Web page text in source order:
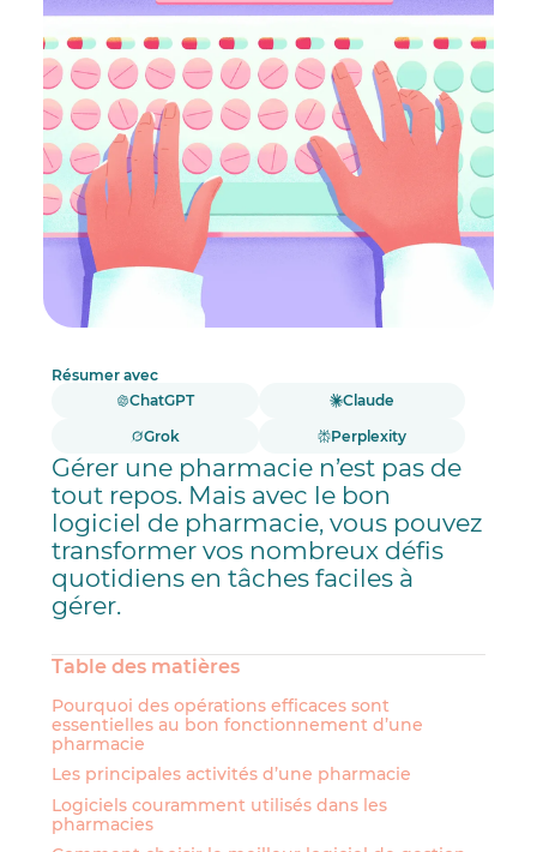
Résumer avec
ChatGPT
Claude
Grok
Perplexity
Gérer une pharmacie n’est pas de
tout repos. Mais avec le bon
logiciel de pharmacie, vous pouvez
transformer vos nombreux défis
quotidiens en tâches faciles à
gérer.
Table des matières
Pourquoi des opérations efficaces sont
essentielles au bon fonctionnement d’une
pharmacie
Les principales activités d’une pharmacie
Logiciels couramment utilisés dans les
pharmacies